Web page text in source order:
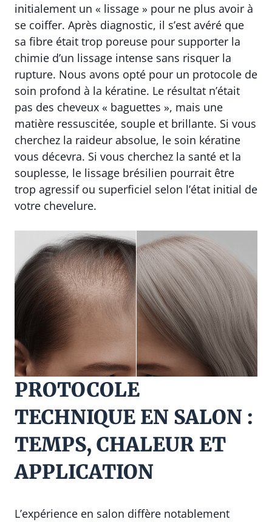
initialement un « lissage » pour ne plus avoir à
se coiffer. Après diagnostic, il s’est avéré que
sa fibre était trop poreuse pour supporter la
chimie d’un lissage intense sans risquer la
rupture. Nous avons opté pour un protocole de
soin profond à la kératine. Le résultat n’était
pas des cheveux « baguettes », mais une
matière ressuscitée, souple et brillante. Si vous
cherchez la raideur absolue, le soin kératine
vous décevra. Si vous cherchez la santé et la
souplesse, le lissage brésilien pourrait être
trop agressif ou superficiel selon l’état initial de
votre chevelure.
PROTOCOLE
TECHNIQUE EN SALON :
TEMPS, CHALEUR ET
APPLICATION
L’expérience en salon diffère notablement